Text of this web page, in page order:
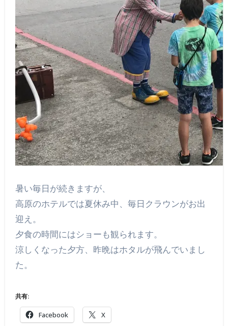
暑い毎日が続きますが、
高原のホテルでは夏休み中、毎日クラウンがお出
迎え。
夕食の時間にはショーも観られます。
涼しくなった夕方、昨晩はホタルが飛んでいまし
た。
共有:
Facebook X